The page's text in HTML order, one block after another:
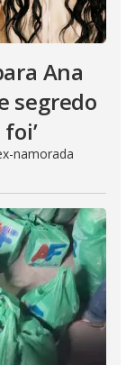
Ana
segredo
namorada